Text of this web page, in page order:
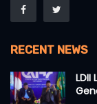
RECENT NEWS